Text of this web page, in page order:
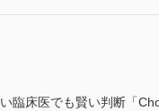
臨床医でも賢い判断「